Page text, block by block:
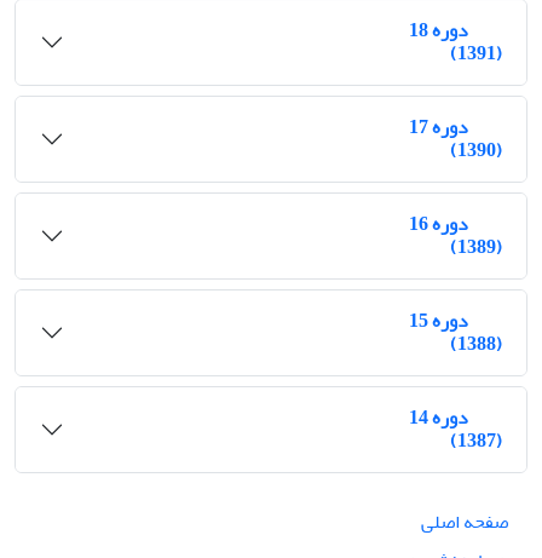
دوره 18
(1391)
دوره 17
(1390)
دوره 16
(1389)
دوره 15
(1388)
دوره 14
(1387)
صفحه اصلی